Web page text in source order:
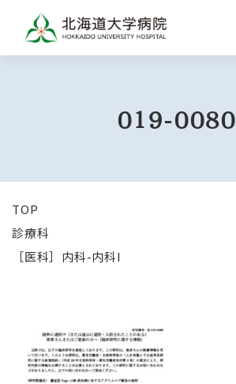
019-0080
TOP
診療科
［医科］内科-内科I